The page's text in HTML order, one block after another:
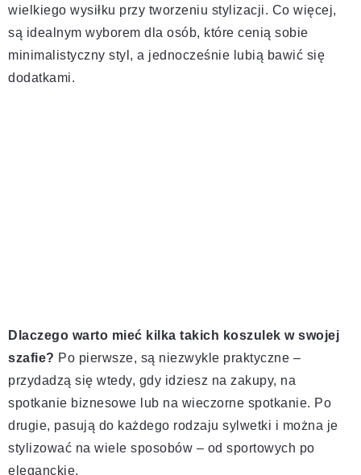
wielkiego wysiłku przy tworzeniu stylizacji. Co więcej,
są idealnym wyborem dla osób, które cenią sobie
minimalistyczny styl, a jednocześnie lubią bawić się
dodatkami.
Dlaczego warto mieć kilka takich koszulek w swojej
szafie? Po pierwsze, są niezwykle praktyczne –
przydadzą się wtedy, gdy idziesz na zakupy, na
spotkanie biznesowe lub na wieczorne spotkanie. Po
drugie, pasują do każdego rodzaju sylwetki i można je
stylizować na wiele sposobów – od sportowych po
eleganckie.